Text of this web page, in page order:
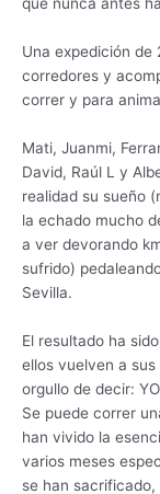
Una expedición de
corredores y
correr y para
Mati, Juanmi,
David, Raúl L y
realidad su sueño
la echado mucho
a ver devorando
sufrido)
Sevilla.
El resultado ha
ellos vuelven a
orgullo de decir:
Se puede correr
han vivido la
varios meses
se han